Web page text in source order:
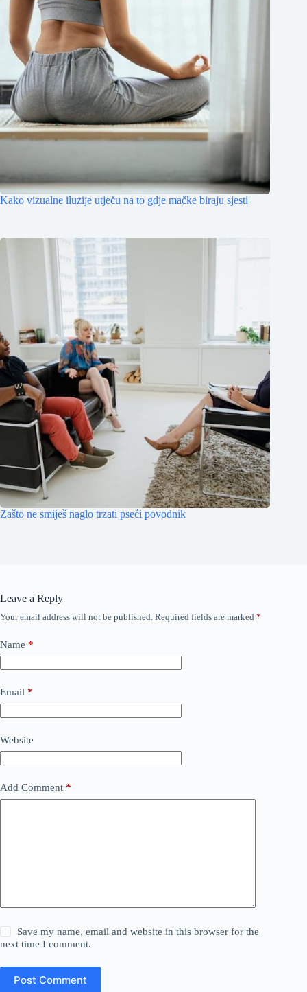
Kako vizualne iluzije utječu na to gdje mačke biraju sjesti
Zašto ne smiješ naglo trzati pseći povodnik
Leave a Reply
Your email address will not be published. Required fields are marked *
Name *
Email *
Website
Add Comment *
Save my name, email and website in this browser for the
next time I comment.
Post Comment